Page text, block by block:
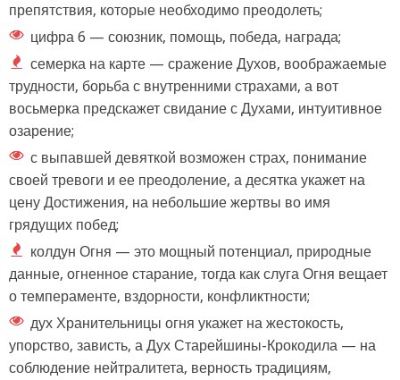
препятствия, которые необходимо преодолеть;
цифра 6 — союзник, помощь, победа, награда;
семерка на карте — сражение Духов, воображаемые
трудности, борьба с внутренними страхами, а вот
восьмерка предскажет свидание с Духами, интуитивное
озарение;
с выпавшей девяткой возможен страх, понимание
своей тревоги и ее преодоление, а десятка укажет на
цену Достижения, на небольшие жертвы во имя
грядущих побед;
колдун Огня — это мощный потенциал, природные
данные, огненное старание, тогда как слуга Огня вещает
о темпераменте, вздорности, конфликтности;
дух Хранительницы огня укажет на жестокость,
упорство, зависть, а Дух Старейшины-Крокодила — на
соблюдение нейтралитета, верность традициям,